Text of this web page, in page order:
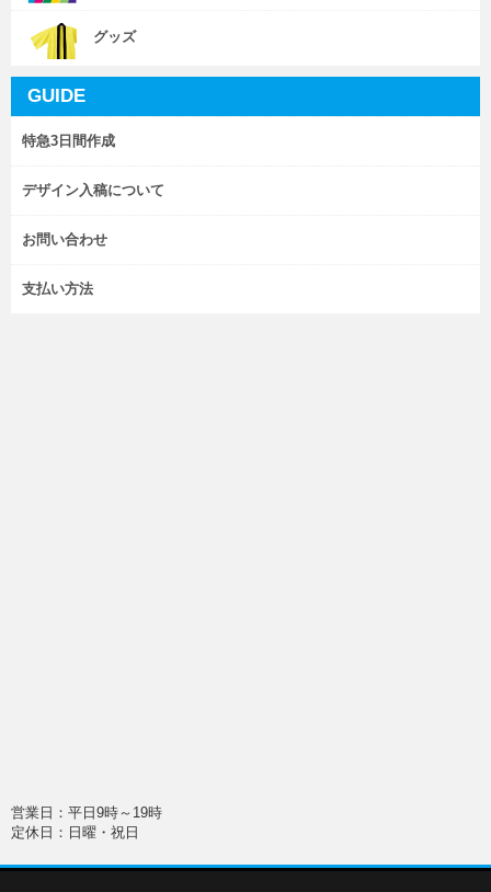
グッズ
GUIDE
特急3日間作成
デザイン入稿について
お問い合わせ
支払い方法
営業日：平日9時～19時
定休日：日曜・祝日